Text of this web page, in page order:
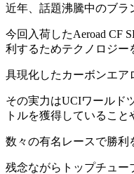
近年、話題沸騰中のブラ
今回入荷したAeroad CF
利するためテクノロジー
具現化したカーボンエア
その実力はUCIワールド
トルを獲得していること
数々の有名レースで勝利
残念ながらトップチュー